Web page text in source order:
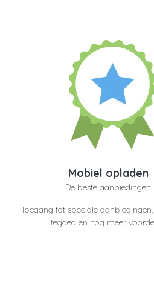
Mobiel opladen
De beste aanbiedingen
Toegang tot speciale
tegoed en nog meer